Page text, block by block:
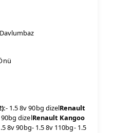
- 1.5 8v 90bg dizelRenault
90bg dizelRenault Kangoo
8v 90bg- 1.5 8v 110bg- 1.5